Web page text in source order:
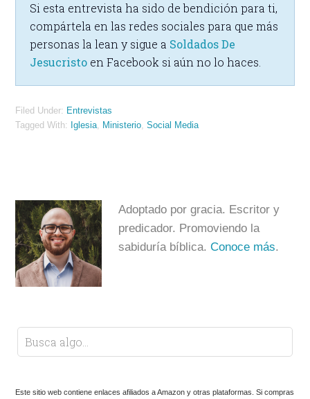
Si esta entrevista ha sido de bendición para ti,
compártela en las redes sociales para que más
personas la lean y sigue a Soldados De
Jesucristo en Facebook si aún no lo haces.
Filed Under: Entrevistas
Tagged With: Iglesia, Ministerio,Social Media
Adoptado por gracia. Escritor y
predicador. Promoviendo la
sabiduría bíblica.Conoce más.
Este sitio web contiene enlaces afiliados a Amazon y otras plataformas. Si compras